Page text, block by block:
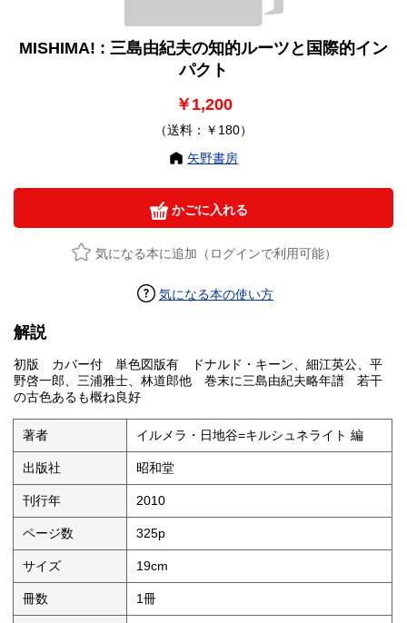
MISHIMA! : 三島由紀夫の知的ルーツと国際的イン
パクト
￥1,200
（送料：￥180）
矢野書房
かごに入れる
気になる本に追加（ログインで利用可能）
気になる本の使い方
解説
初版 カバー付 単色図版有 ドナルド・キーン、細江英公、平
野啓一郎、三浦雅士、林道郎他 巻末に三島由紀夫略年譜 若干
の古色あるも概ね良好
著者 イルメラ・日地谷=キルシュネライト 編
出版社 昭和堂
刊行年 2010
ページ数 325p
サイズ 19cm
冊数 1冊